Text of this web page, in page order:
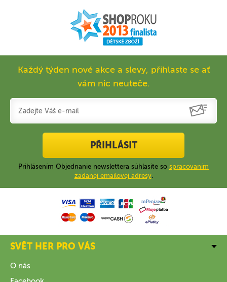
Každý týden nové akce a slevy, přihlaste se ať
vám nic neuteče.
PŘIHLÁSIT
Prihlásením Objednanie newslettera súhlasíte so spracovaním
zadanej emailovej adresy.
SVĚT HER PRO VÁS
O nás